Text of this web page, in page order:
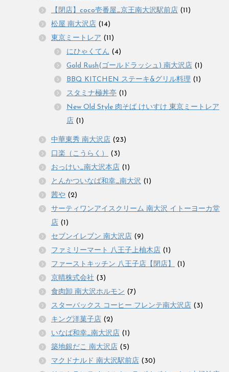
【閉店】coco壱番屋_京王南大沢駅前店 (11)
松屋 南大沢店 (14)
東京ミートレア (11)
にひゃくてん (4)
Gold Rush(ゴールドラッシュ) 南大沢店 (1)
BBQ KITCHEN ステーキ&グリル料理 (1)
スタミナ極丼亭 (1)
New Old Style 肉そば けいすけ 東京ミートレア
店 (1)
中華東秀 南大沢店 (23)
口楽（こうらく）
(3)
おっけい_南大沢本店 (1)
とんかついなば和幸_南大沢 (1)
茜や (2)
サーティワンアイスクリーム 南大沢 イトーヨーカ堂
店 (1)
セブンイレブン 南大沢店 (9)
ファミリーマート 八王子上柚木店 (1)
ファーストキッチン 八王子店【閉店】
(1)
京晴株式会社 (3)
食肉卸 南大沢ホルモン (7)
スターバックス コーヒー フレンテ南大沢店 (3)
キング洋菓子店 (2)
いなば和幸_南大沢店 (1)
築地銀だこ 南大沢店 (5)
マクドナルド 南大沢駅前店 (30)